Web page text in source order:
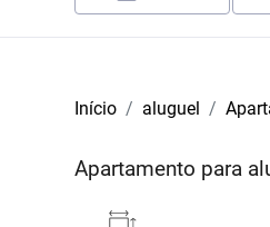
Início aluguel
Apartamento para